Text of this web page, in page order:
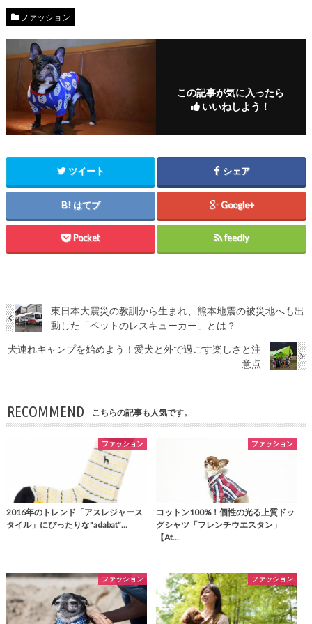
ファッション
この記事が気に入ったら
いいねしよう！
ツイート シェア
はてブ Google+
Pocket feedly
東日本大震災の教訓から生まれ、熊本地震の被災地へも出
動した「ペットのレスキューカー」とは？
犬連れキャンプを始めよう！愛犬と外で過ごす楽しさと注
意点
RECOMMEND こちらの記事も人気です。
ファッション
2016年のトレンド「アスレジャース
タイル」にぴったりな"adabat”…
ファッション
コットン100%！個性の光る上質ドッ
グシャツ「フレンチウエスタン」
【At…
ファッション ファッション